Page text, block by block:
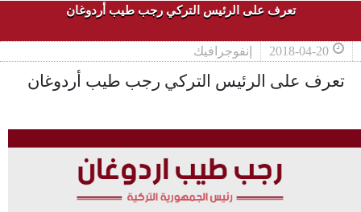
تعرف على الرئيس التركي رجب طيب أردوغان
2018-04-20 إنفوجرافيك
تعرف على الرئيس التركي رجب طيب أردوغان